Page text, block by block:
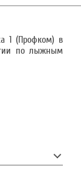
1 (Профком) в
по лыжным